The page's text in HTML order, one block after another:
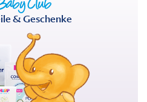
& Geschenke